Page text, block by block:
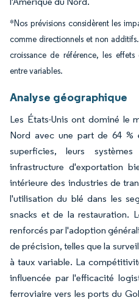
*Nos prévisions considèrent les
comme directionnels et non
croissance de référence, les
entre variables.
Analyse géographique
Les États-Unis ont dominé le
Nord avec une part de 64 %
superficies, leurs
infrastructure d'exportation
intérieure des industries de
l'utilisation du blé dans les
snacks et de la restauration.
renforcés par l'adoption
de précision, telles que la
à taux variable. La
influencée par l'efficacité
ferroviaire vers les ports du